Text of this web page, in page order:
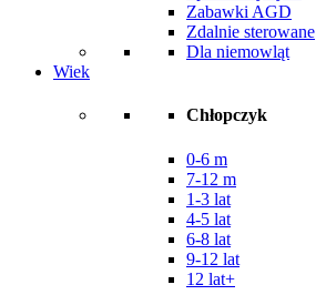
Zabawki AGD
Zdalnie sterowane
Dla niemowląt
Wiek
Chłopczyk
0-6 m
7-12 m
1-3 lat
4-5 lat
6-8 lat
9-12 lat
12 lat+